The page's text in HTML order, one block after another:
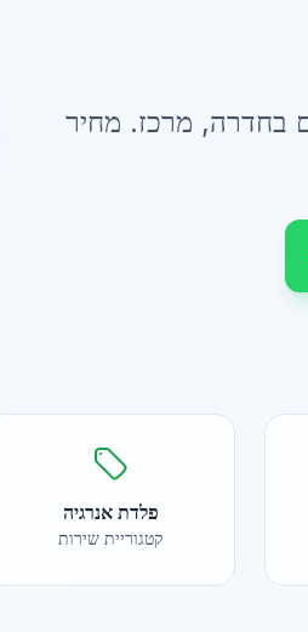
בחדרה, מרכז. מחיר
פלדת אנרגיה
קטגוריית שירות